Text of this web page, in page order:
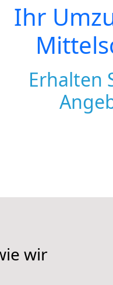
Ihr
Erhalten
wir